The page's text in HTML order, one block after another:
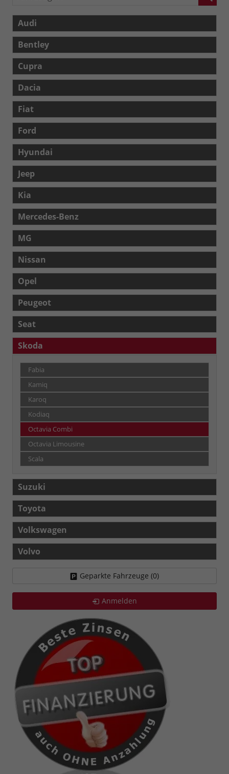
Audi
Bentley
Cupra
Dacia
Fiat
Ford
Hyundai
Jeep
Kia
Mercedes-Benz
MG
Nissan
Opel
Peugeot
Seat
Skoda
Fabia
Kamiq
Karoq
Kodiaq
Octavia Combi
Octavia Limousine
Scala
Suzuki
Toyota
Volkswagen
Volvo
Geparkte Fahrzeuge (0)
Anmelden